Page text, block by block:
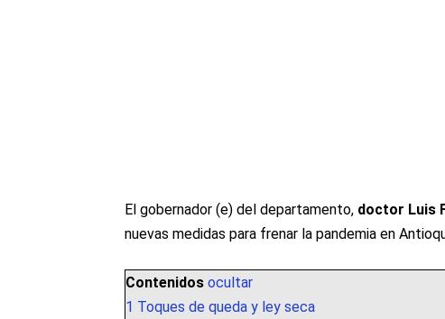
El gobernador (e) del departamento, doctor Luis
nuevas medidas para frenar la pandemia en
Contenidos ocultar
1 Toques de queda y ley seca